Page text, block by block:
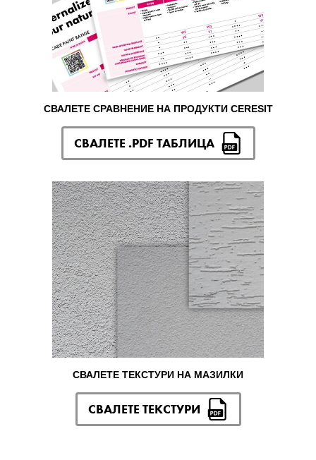
СВАЛЕТЕ СРАВНЕНИЕ НА ПРОДУКТИ CERESIT
СВАЛЕТЕ .PDF ТАБЛИЦА
СВАЛЕТЕ ТЕКСТУРИ НА МАЗИЛКИ
СВАЛЕТЕ ТЕКСТУРИ